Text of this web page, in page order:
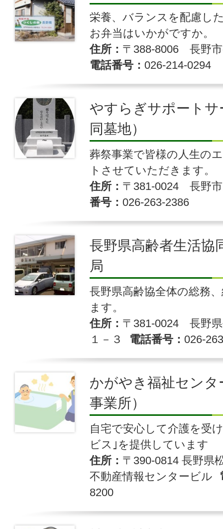
栄養、バランスを配慮し
お弁当はいかがですか。
住所
〒388-8006 長野
電話番号
026-214-0294
やすらぎサポート
同墓地）
葬祭事業で皆様の人生の
トさせていただきます。
住所
〒381-0024 長野
番号
026-263-2386
長野県高齢者生活
局
長野県高齢協全体の総務
ます。
住所
〒381-0024 長野
１－３
電話番号 026-
かがやき福祉センタ
事業所）
自宅で安心して介護を受
ビス｣を提供しています
住所
〒390-0814 長野県
不動産情報センタービル
8200